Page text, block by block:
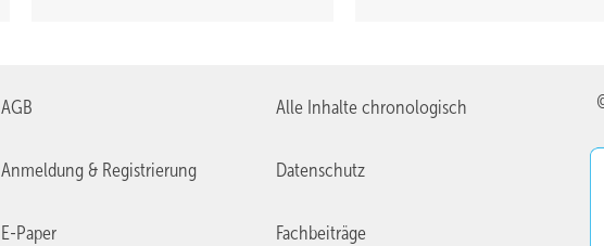
AGB Alle Inhalte chronologisch
Anmeldung & Registrierung Datenschutz
E-Paper Fachbeiträge